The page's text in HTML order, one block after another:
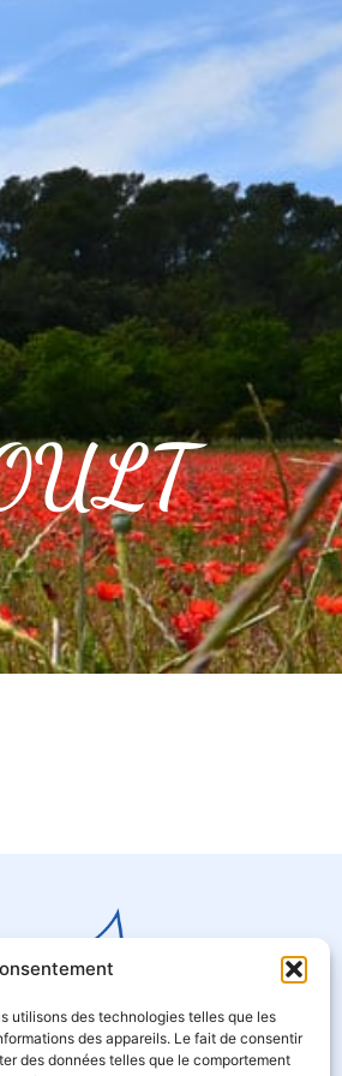
utilisons des technologies telles que les
des appareils. Le fait de consentir
des données telles que le comportement